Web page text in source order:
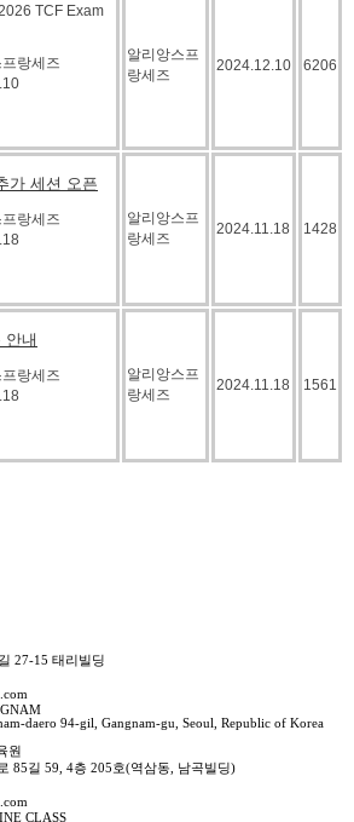
TCF Exam
랑세즈
알리앙스프
랑세즈
2024.12.10 6206
가 세션 오픈
랑세즈
알리앙스프
랑세즈
2024.11.18 1428
안내
랑세즈
알리앙스프
랑세즈
2024.11.18 1561
27-15 태리빌딩
daero 94-gil, Gangnam-gu, Seoul, Republic of Korea
원
85길 59, 4층 205호(역삼동, 남곡빌딩)
CLASS